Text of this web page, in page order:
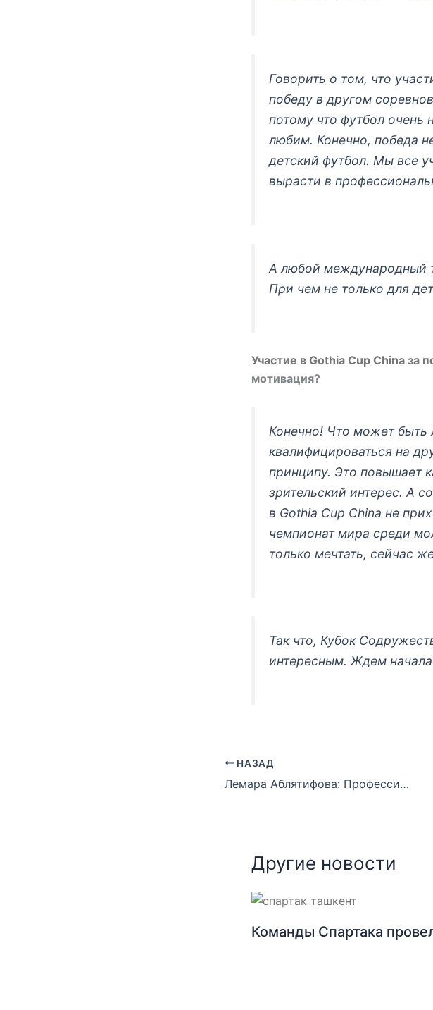
Говорить о том, что
победу в другом
потому что футбол очень
любим. Конечно, победа
детский футбол. Мы все
вырасти в
А любой международный
При чем не только для
Участие в Gothia Cup China за
мотивация?
Конечно! Что может быть
квалифицироваться на
принципу. Это повышает
зрительский интерес. А
в Gothia Cup China не
чемпионат мира среди
только мечтать, сейчас
Так что, Кубок
интересным. Ждем
НАЗАД
Лемара Аблятифова: Профессионалам нужно тренироваться каждый день, но и этого недостаточно
Другие новости
Команды Спартака